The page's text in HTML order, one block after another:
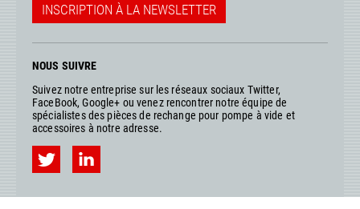
INSCRIPTION À LA NEWSLETTER
NOUS SUIVRE
Suivez notre entreprise sur les réseaux sociaux Twitter,
FaceBook, Google+ ou venez rencontrer notre équipe de
spécialistes des pièces de rechange pour pompe à vide et
accessoires à notre adresse.